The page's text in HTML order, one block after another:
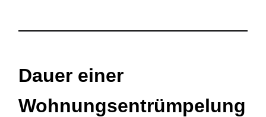
Dauer einer
Wohnungsentrümpelung